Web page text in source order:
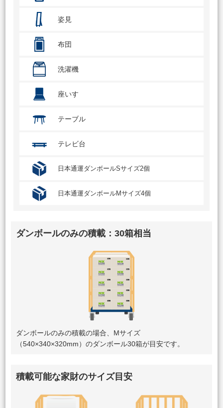
姿見
布団
洗濯機
座いす
テーブル
テレビ台
日本通運ダンボールSサイズ2個
日本通運ダンボールMサイズ4個
ダンボールのみの積載：30箱相当
ダンボールのみの積載の場合、Mサイズ
（540×340×320mm）のダンボール30箱が目安です。
積載可能な家財のサイズ目安